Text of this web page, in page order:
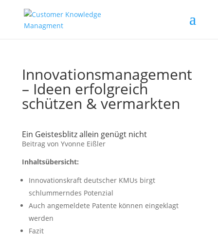
Innovationsmanagement
– Ideen erfolgreich
schützen & vermarkten
Ein Geistesblitz allein genügt nicht
Beitrag von Yvonne Eißler
Inhaltsübersicht:
Innovationskraft deutscher KMUs birgt
schlummerndes Potenzial
Auch angemeldete Patente können eingeklagt
werden
Fazit